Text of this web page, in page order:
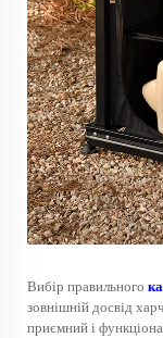
Вибір правильного
зовнішній досвід
приємний і